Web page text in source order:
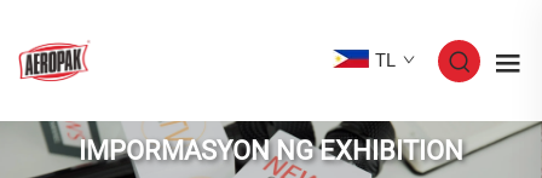
TL
IMPORMASYON NG EXHIBITION